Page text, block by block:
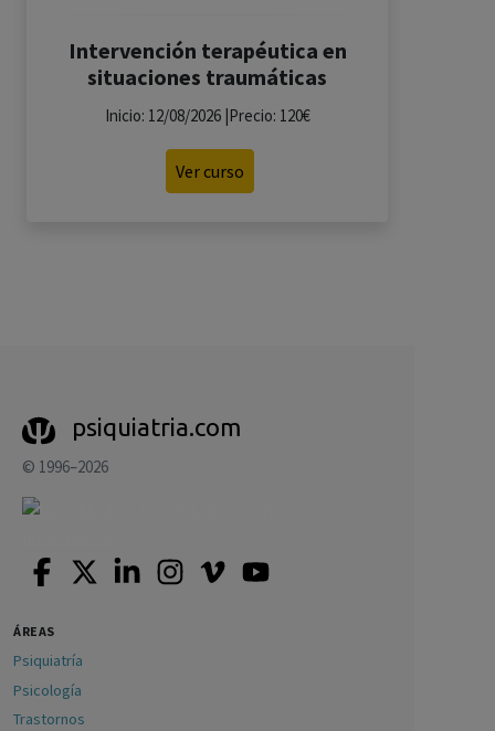
Intervención terapéutica en
situaciones traumáticas
Inicio: 12/08/2026 |Precio: 120€
Ver curso
psiquiatria.com
© 1996–2026
ÁREAS
Psiquiatría
Psicología
Trastornos